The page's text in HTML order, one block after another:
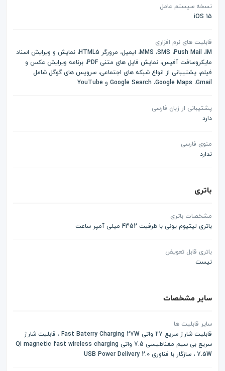
نسخه سیستم عامل
iOS 15
قابلیت های نرم افزاری
MMS ،SMS ،Push Mail ،IM، ایمیل، مرورگر HTML5، نمایش و ویرایش اسناد
مایکروسافت آفیس، نمایش فایل های متنی PDF، برنامه ویرایش عکس و
فیلم، پشتیبانی از انواع شبکه های اجتماعی، سرویس های گوگل شامل
Google Search ،Google Maps ،Gmail و YouTube
پشتیبانی از زبان فارسی
دارد
منوی فارسی
ندارد
باتری
مشخصات باتری
باتری لیتیوم یونی با ظرفیت 4352 میلی آمپر ساعت
باتری قابل تعویض
نیست
سایر مشخصات
سایر قابلیت ها
قابلیت شارژ سریع 27 واتی Fast Baterry Charging 27W ، قابلیت شارژ
سریع بی سیم مغناطیسی 7.5 واتی Qi magnetic fast wireless charging
7.5W ، سازگار با فناوری USB Power Delivery 2.0